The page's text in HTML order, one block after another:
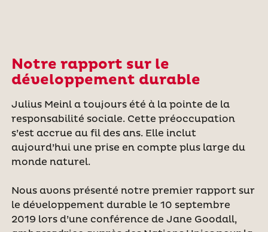
Notre rapport sur le
développement durable
Julius Meinl a toujours été à la pointe de la
responsabilité sociale. Cette préoccupation
s’est accrue au fil des ans. Elle inclut
aujourd’hui une prise en compte plus large du
monde naturel.
Nous avons présenté notre premier rapport sur
le développement durable le 10 septembre
2019 lors d’une conférence de Jane Goodall,